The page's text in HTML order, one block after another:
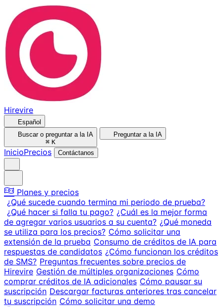
Hirevire
Español
Buscar o preguntar a la IA
⌘ K
Preguntar a la IA
InicioPrecios Contáctanos
Planes y precios
¿Qué sucede cuando termina mi periodo de prueba?
¿Qué hacer si falla tu pago? ¿Cuál es la mejor forma
de agregar varios usuarios a su cuenta? ¿Qué moneda
se utiliza para los precios? Cómo solicitar una
extensión de la prueba Consumo de créditos de IA para
respuestas de candidatos ¿Cómo funcionan los créditos
de SMS? Preguntas frecuentes sobre precios de
Hirevire Gestión de múltiples organizaciones Cómo
comprar créditos de IA adicionales Cómo pausar su
suscripción Descargar facturas anteriores tras cancelar
tu suscripción Cómo solicitar una demo